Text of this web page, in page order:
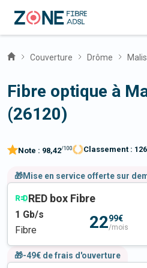
Couverture Drôme
Fibre optique à
(26120)
Note : 98,42/100 Classement :
🎁Mise en service offerte sur
RED box Fibre
1 Gb/s
Fibre
2299€
/mois
🎁-49€ de frais d'ouverture